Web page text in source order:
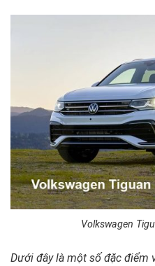
Volkswagen
Dưới đây là một số đặc điểm